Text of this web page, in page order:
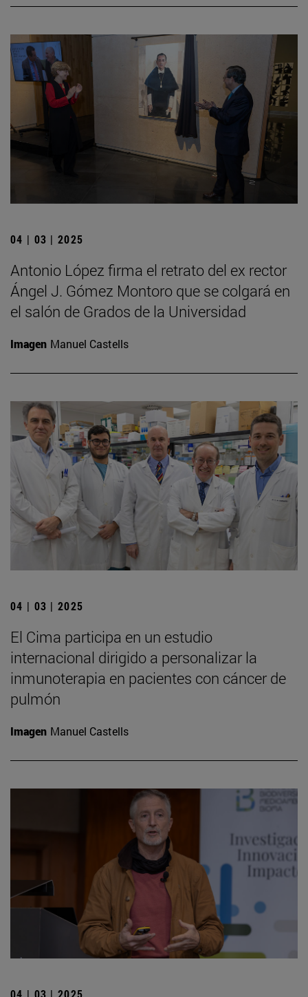
04 | 03 | 2025
Antonio López firma el retrato del ex rector
Ángel J. Gómez Montoro que se colgará en
el salón de Grados de la Universidad
Imagen Manuel Castells
04 | 03 | 2025
El Cima participa en un estudio
internacional dirigido a personalizar la
inmunoterapia en pacientes con cáncer de
pulmón
Imagen Manuel Castells
04 | 03 | 2025